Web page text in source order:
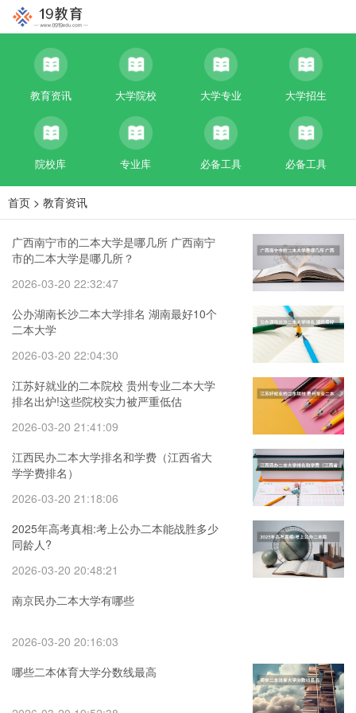
教育资讯 大学院校 大学专业 大学招生
院校库 专业库 必备工具 必备工具
首页 > 教育资讯
广西南宁市的二本大学是哪几所 广西南宁
市的二本大学是哪几所？
2026-03-20 22:32:47
公办湖南长沙二本大学排名 湖南最好10个
二本大学
2026-03-20 22:04:30
江苏好就业的二本院校 贵州专业二本大学
排名出炉!这些院校实力被严重低估
2026-03-20 21:41:09
江西民办二本大学排名和学费（江西省大
学学费排名）
2026-03-20 21:18:06
2025年高考真相:考上公办二本能战胜多少
同龄人?
2026-03-20 20:48:21
南京民办二本大学有哪些
2026-03-20 20:16:03
哪些二本体育大学分数线最高